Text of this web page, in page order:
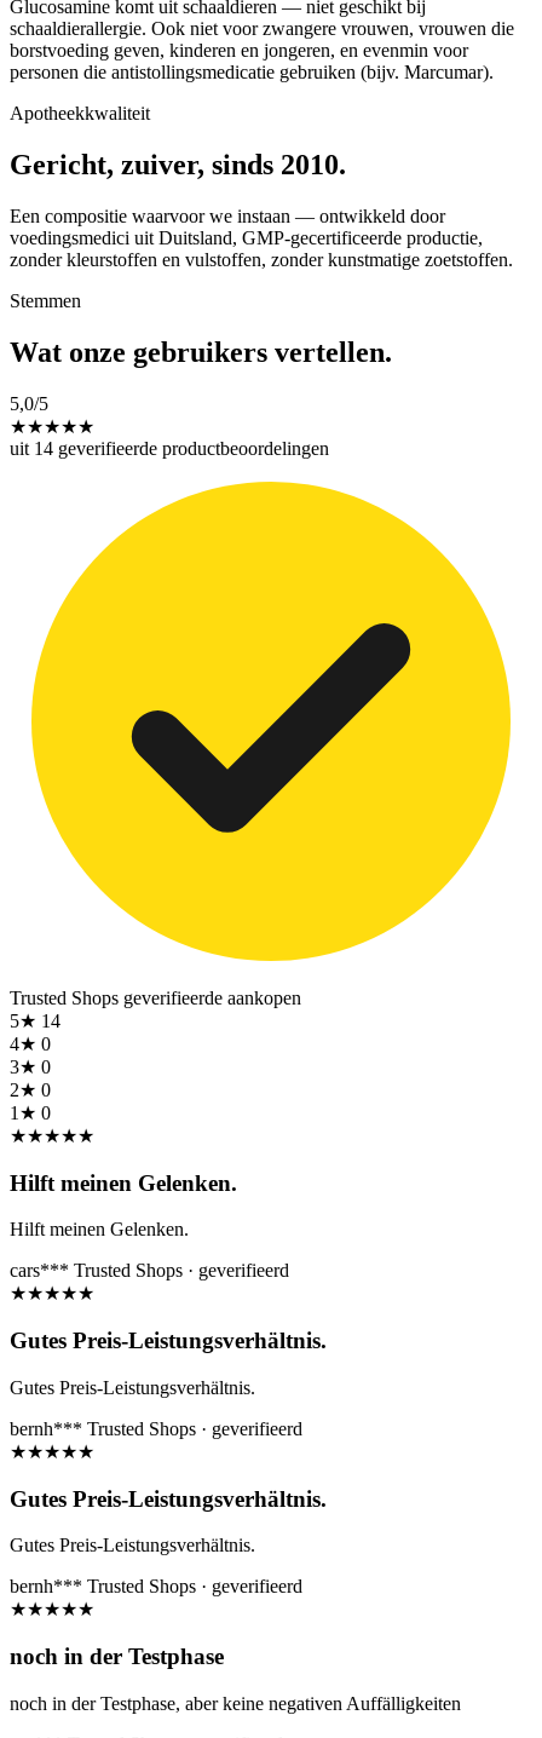
Glucosamine komt uit schaaldieren — niet geschikt bij
schaaldierallergie. Ook niet voor zwangere vrouwen, vrouwen die
borstvoeding geven, kinderen en jongeren, en evenmin voor
personen die antistollingsmedicatie gebruiken (bijv. Marcumar).
Apotheekkwaliteit
Gericht, zuiver, sinds 2010.
Een compositie waarvoor we instaan — ontwikkeld door
voedingsmedici uit Duitsland, GMP-gecertificeerde productie,
zonder kleurstoffen en vulstoffen, zonder kunstmatige zoetstoffen.
Stemmen
Wat onze gebruikers vertellen.
5,0/5
★★★★★
uit 14 geverifieerde productbeoordelingen
Trusted Shops geverifieerde aankopen
5★ 14
4★ 0
3★ 0
2★ 0
1★ 0
★★★★★
Hilft meinen Gelenken.
Hilft meinen Gelenken.
cars*** Trusted Shops · geverifieerd
★★★★★
Gutes Preis-Leistungsverhältnis.
Gutes Preis-Leistungsverhältnis.
bernh*** Trusted Shops · geverifieerd
★★★★★
Gutes Preis-Leistungsverhältnis.
Gutes Preis-Leistungsverhältnis.
bernh*** Trusted Shops · geverifieerd
★★★★★
noch in der Testphase
noch in der Testphase, aber keine negativen Auffälligkeiten